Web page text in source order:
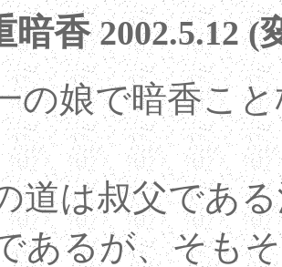
暗香2002.5.12 (
の娘で暗香こ
道は叔父であ
あるが、そも